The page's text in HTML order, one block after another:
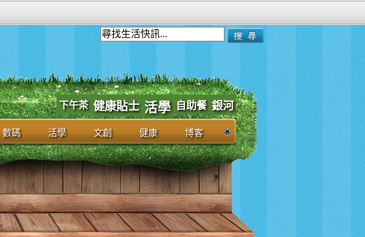
下午茶 健康貼士 活學 自助餐 銀河
數碼 活學 文創 健康 博客